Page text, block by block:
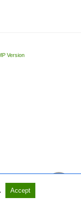
Version
Accept